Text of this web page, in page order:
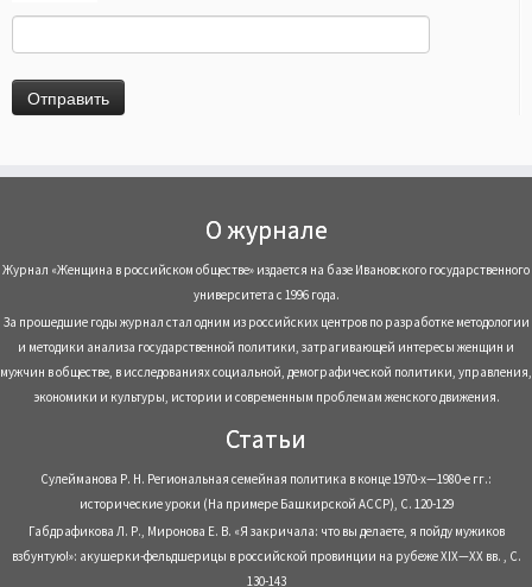
О журнале
Журнал «Женщина в российском обществе» издается на базе Ивановского государственного
университета с 1996 года.
За прошедшие годы журнал стал одним из российских центров по разработке методологии
и методики анализа государственной политики, затрагивающей интересы женщин и
мужчин в обществе, в исследованиях социальной, демографической политики, управления,
экономики и культуры, истории и современным проблемам женского движения.
Статьи
Сулейманова Р. Н. Региональная семейная политика в конце 1970-х—1980-е гг.:
исторические уроки (На примере Башкирской АССР), С. 120-129
Габдрафикова Л. Р., Миронова Е. В. «Я закричала: что вы делаете, я пойду мужиков
взбунтую!»: акушерки-фельдшерицы в российской провинции на рубеже XIX—XX вв. , С.
130-143